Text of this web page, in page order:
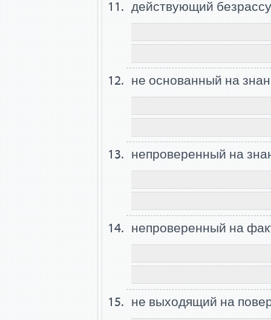
действующий
не основанный на
непроверенный на
непроверенный на
не выходящий на